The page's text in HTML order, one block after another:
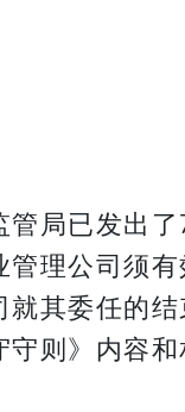
局已发出
理公司须
其委任的
则》内容